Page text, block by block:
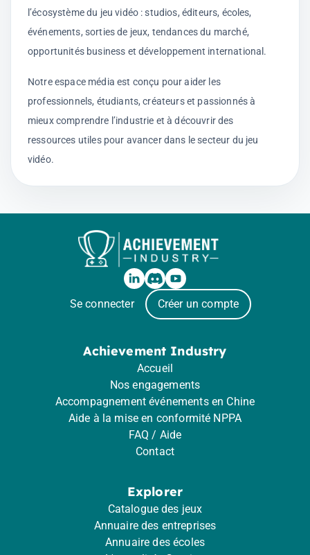
l’écosystème du jeu vidéo : studios, éditeurs, écoles,
événements, sorties de jeux, tendances du marché,
opportunités business et développement international.
Notre espace média est conçu pour aider les
professionnels, étudiants, créateurs et passionnés à
mieux comprendre l’industrie et à découvrir des
ressources utiles pour avancer dans le secteur du jeu
vidéo.
Se connecter Créer un compte
Achievement Industry
Accueil
Nos engagements
Accompagnement événements en Chine
Aide à la mise en conformité NPPA
FAQ / Aide
Contact
Explorer
Catalogue des jeux
Annuaire des entreprises
Annuaire des écoles